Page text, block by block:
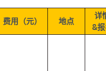
费用（元） 地点
详
&